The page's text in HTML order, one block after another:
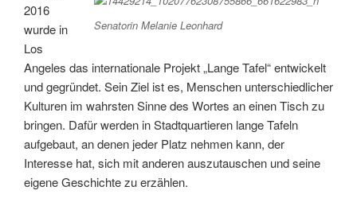
Senatorin Melanie Leonhard
2016
wurde in
Los
Angeles das internationale Projekt „Lange Tafel“ entwickelt
und gegründet. Sein Ziel ist es, Menschen unterschiedlicher
Kulturen im wahrsten Sinne des Wortes an einen Tisch zu
bringen. Dafür werden in Stadtquartieren lange Tafeln
aufgebaut, an denen jeder Platz nehmen kann, der
Interesse hat, sich mit anderen auszutauschen und seine
eigene Geschichte zu erzählen.